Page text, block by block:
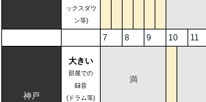
ックスダウ
ン等)
7 8 9 10 11
神戸
大きい
部屋での
録音
(ドラム等)
満